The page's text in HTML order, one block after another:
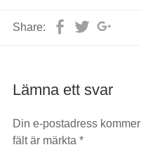
Share: Facebook
Twitter
Lämna ett svar
Din e-postadress
fält är märkta *